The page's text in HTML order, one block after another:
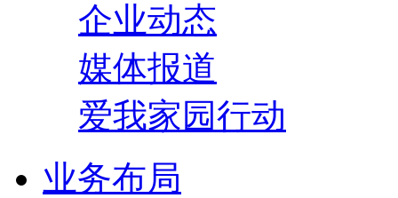
企业动态
媒体报道
爱我家园行动
业务布局